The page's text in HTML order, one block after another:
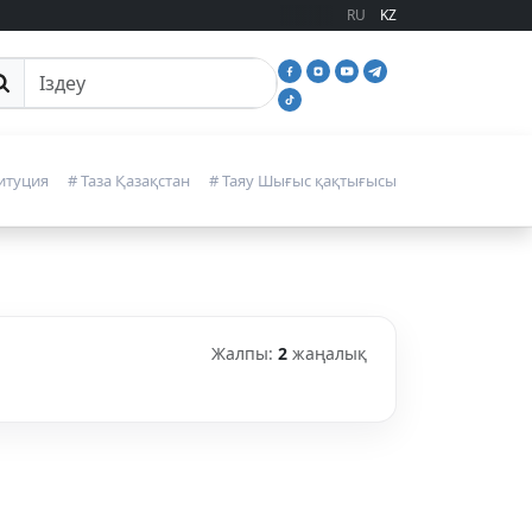
RU KZ
іздеу
# Таза Қазақстан # Таяу Шығыс қақтығысы
Жалпы: 2 жаңалық